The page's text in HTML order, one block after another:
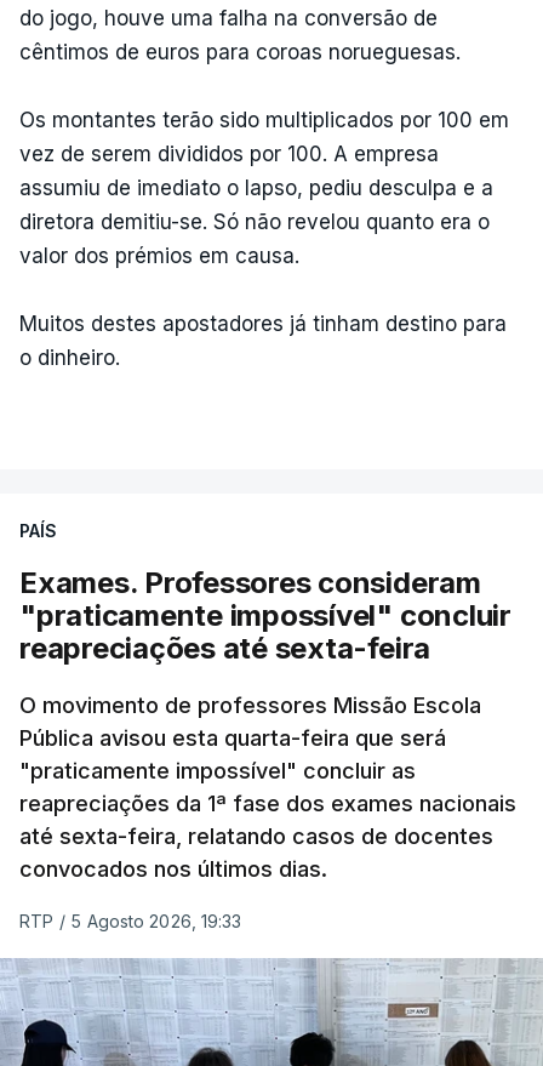
do jogo, houve uma falha na conversão de
cêntimos de euros para coroas norueguesas.
Os montantes terão sido multiplicados por 100 em
vez de serem divididos por 100. A empresa
assumiu de imediato o lapso, pediu desculpa e a
diretora demitiu-se. Só não revelou quanto era o
valor dos prémios em causa.
Muitos destes apostadores já tinham destino para
o dinheiro.
PAÍS
Exames. Professores consideram
"praticamente impossível" concluir
reapreciações até sexta-feira
O movimento de professores Missão Escola
Pública avisou esta quarta-feira que será
"praticamente impossível" concluir as
reapreciações da 1ª fase dos exames nacionais
até sexta-feira, relatando casos de docentes
convocados nos últimos dias.
RTP / 5 Agosto 2026, 19:33